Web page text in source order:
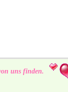
uns finden.